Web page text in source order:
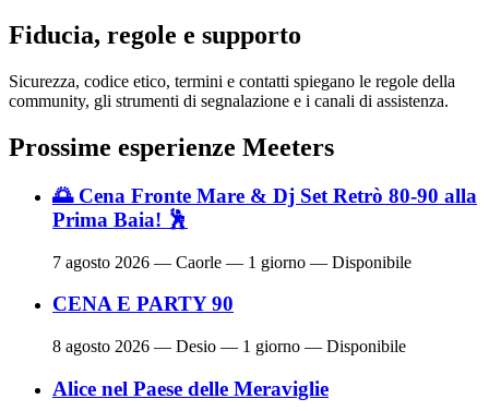
Fiducia, regole e supporto
Sicurezza, codice etico, termini e contatti spiegano le regole della
community, gli strumenti di segnalazione e i canali di assistenza.
Prossime esperienze Meeters
🌅 Cena Fronte Mare & Dj Set Retrò 80-90 alla
Prima Baia! 🕺
7 agosto 2026 — Caorle — 1 giorno — Disponibile
CENA E PARTY 90
8 agosto 2026 — Desio — 1 giorno — Disponibile
Alice nel Paese delle Meraviglie